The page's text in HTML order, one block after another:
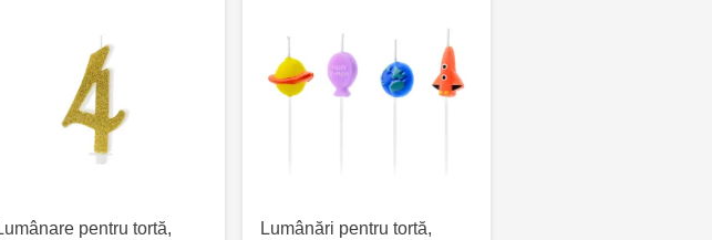
pentru tortă,
Lumânări pentru tortă,